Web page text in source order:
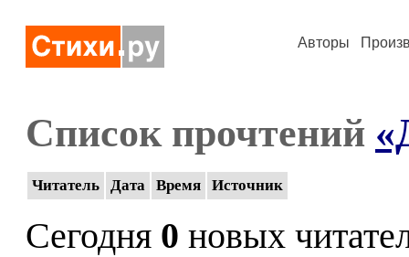
Авторы
Список прочтений
Читатель Дата Время Источник
Сегодня 0 новых